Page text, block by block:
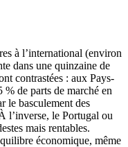
à l’international (environ
dans une quinzaine de
contrastées : aux Pays-
% de parts de marché en
le basculement des
l’inverse, le Portugal ou
mais rentables.
économique, même